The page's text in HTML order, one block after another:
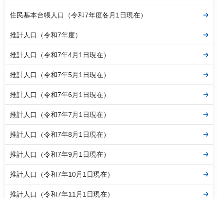
住民基本台帳人口（令和7年度各月1日現在）
推計人口（令和7年度）
推計人口（令和7年4月1日現在）
推計人口（令和7年5月1日現在）
推計人口（令和7年6月1日現在）
推計人口（令和7年7月1日現在）
推計人口（令和7年8月1日現在）
推計人口（令和7年9月1日現在）
推計人口（令和7年10月1日現在）
推計人口（令和7年11月1日現在）